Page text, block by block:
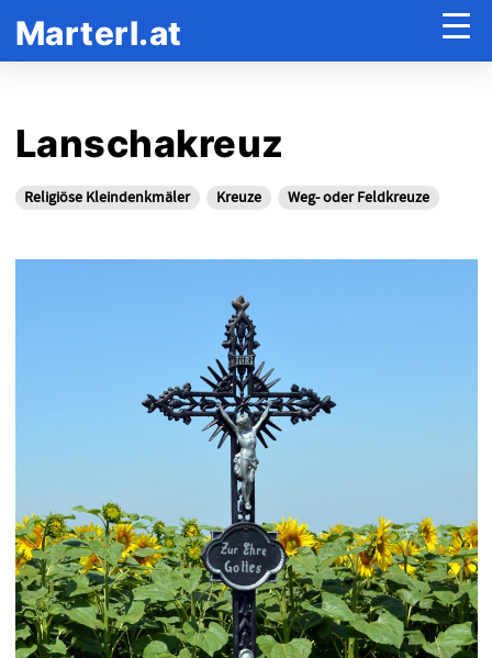
Marterl.at
Lanschakreuz
Religiöse Kleindenkmäler Kreuze Weg- oder Feldkreuze